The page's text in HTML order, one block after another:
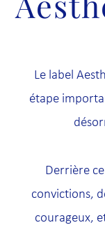
Le label
étape
Derrière
convictions,
courageux,